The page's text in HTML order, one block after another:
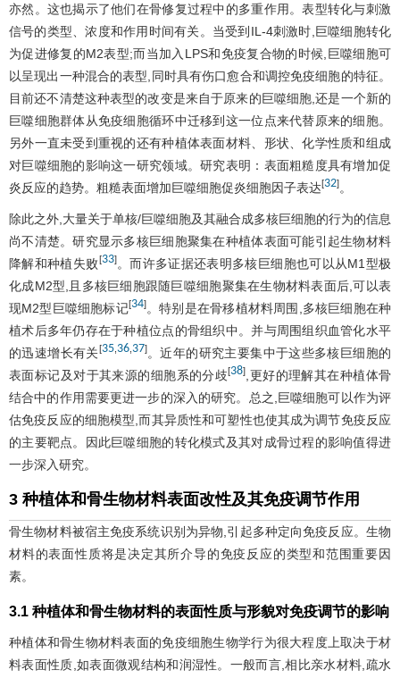
亦然。这也揭示了他们在骨修复过程中的多重作用。表型转化与刺激
信号的类型、浓度和作用时间有关。当受到IL-4刺激时,巨噬细胞转化
为促进修复的M2表型;而当加入LPS和免疫复合物的时候,巨噬细胞可
以呈现出一种混合的表型,同时具有伤口愈合和调控免疫细胞的特征。
目前还不清楚这种表型的改变是来自于原来的巨噬细胞,还是一个新的
巨噬细胞群体从免疫细胞循环中迁移到这一位点来代替原来的细胞。
另外一直未受到重视的还有种植体表面材料、形状、化学性质和组成
对巨噬细胞的影响这一研究领域。研究表明：表面粗糙度具有增加促
炎反应的趋势。粗糙表面增加巨噬细胞促炎细胞因子表达[32] 。
除此之外,大量关于单核/巨噬细胞及其融合成多核巨细胞的行为的信息
尚不清楚。研究显示多核巨细胞聚集在种植体表面可能引起生物材料
降解和种植失败 [33]。而许多证据还表明多核巨细胞也可以从M1型极
化成M2型,且多核巨细胞跟随巨噬细胞聚集在生物材料表面后,可以表
现M2型巨噬细胞标记[34]。特别是在骨移植材料周围,多核巨细胞在种
植术后多年仍存在于种植位点的骨组织中。并与周围组织血管化水平
的迅速增长有关[35,36,37]。近年的研究主要集中于这些多核巨细胞的
表面标记及对于其来源的细胞系的分歧[38] ,更好的理解其在种植体骨
结合中的作用需要更进一步的深入的研究。总之,巨噬细胞可以作为评
估免疫反应的细胞模型,而其异质性和可塑性也使其成为调节免疫反应
的主要靶点。因此巨噬细胞的转化模式及其对成骨过程的影响值得进
一步深入研究。
3 种植体和骨生物材料表面改性及其免疫调节作用
骨生物材料被宿主免疫系统识别为异物,引起多种定向免疫反应。生物
材料的表面性质将是决定其所介导的免疫反应的类型和范围重要因
素。
3.1 种植体和骨生物材料的表面性质与形貌对免疫调节的影响
种植体和骨生物材料表面的免疫细胞生物学行为很大程度上取决于材
料表面性质,如表面微观结构和润湿性。一般而言,相比亲水材料,疏水